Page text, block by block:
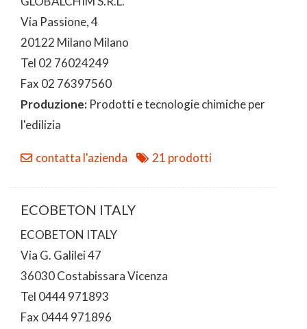
Via Passione, 4
20122 Milano Milano
Tel 02 76024249
Fax 02 76397560
Produzione: Prodotti e tecnologie chimiche per
l'edilizia
contatta l'azienda 21 prodotti
ECOBETON ITALY
ECOBETON ITALY
Via G. Galilei 47
36030 Costabissara Vicenza
Tel 0444 971893
Fax 0444 971896